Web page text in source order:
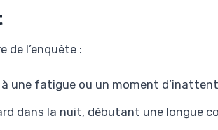
de l’enquête :
une fatigue ou un moment
dans la nuit, débutant une longue